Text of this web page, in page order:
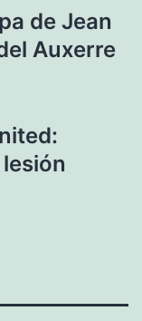
de Jean
Auxerre